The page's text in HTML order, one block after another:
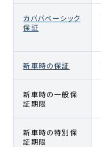
カババベーシック
保証
新車時の保証
新車時の一般保
証期限
新車時の特別保
証期限